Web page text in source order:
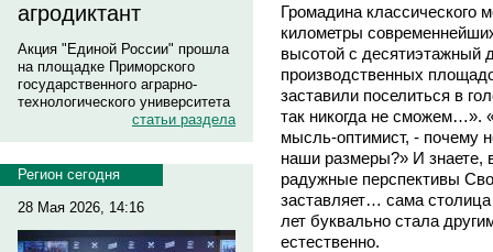
агродиктант
Акция "Единой России" прошла
на площадке Приморского
государственного аграрно-
технологического университета
статьи раздела
Регион сегодня
28 Мая 2026, 14:16
Громадина классического
километры
высотой с десятиэтажный
производственных
заставили поселиться в
так никогда не сможем…».
мысль-оптимист, - почему
наши размеры?» И знаете,
радужные перспективы
заставляет… сама
лет буквально стала
естественно.